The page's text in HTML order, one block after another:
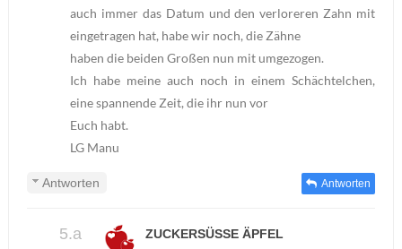
auch immer das Datum und den verloreren Zahn mit
eingetragen hat, habe wir noch, die Zähne
haben die beiden Großen nun mit umgezogen.
Ich habe meine auch noch in einem Schächtelchen,
eine spannende Zeit, die ihr nun vor
Euch habt.
LG Manu
Antworten
Antworten
ZUCKERSÜSSE ÄPFEL